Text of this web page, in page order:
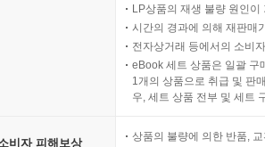
LP상품의 재생 불량 원인
시간의 경과에 의해 재판매
전자상거래 등에서의 소비
eBook 세트 상품은 일괄 구
1개의 상품으로 취급 및 판
우, 세트 상품 전부 및 세트
비자 피해보상
상품의 불량에 의한 반품,